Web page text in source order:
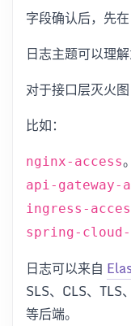
字段确认后，先在
日志主题可以理
对于接口层灭火
比如：
nginx-access。
api-gateway-
ingress-
spring-cloud-
日志可以来自
SLS、CLS、TLS
等后端。